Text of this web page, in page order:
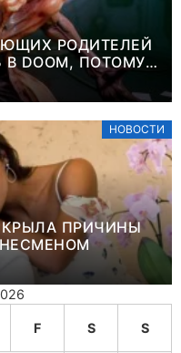
РОДИТЕЛЕЙ
DOOM, ПОТОМУ
ИГРА ПРО
НОВОСТИ
ПРИЧИНЫ
F S S